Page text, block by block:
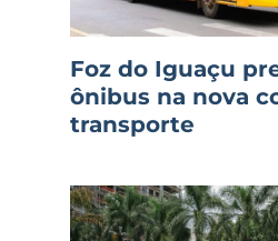
Foz do Iguaçu
ônibus na nova
transporte